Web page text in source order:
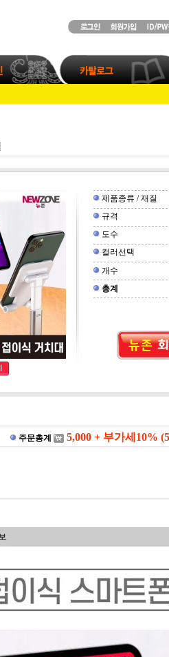
제품종류 / 재질
규격
도수
컬러선택
개수
총계
주문총계 5,000 + 부가세10%